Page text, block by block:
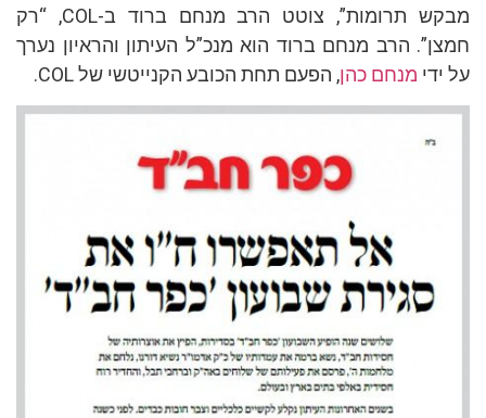
מבקש תרומות”, צוטט הרב מנחם ברוד ב-COL, “רק
הרב מנחם ברוד הוא מנכ”ל העיתון והראיון נערך
מנחם כהן, הפעם תחת הכובע הקנייטשי של COL.